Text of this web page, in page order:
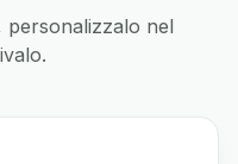
personalizzalo nel